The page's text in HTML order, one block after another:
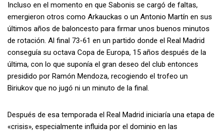
Incluso en el momento en que Sabonis se cargó de faltas,
emergieron otros como Arkauckas o un Antonio Martín en sus
últimos años de baloncesto para firmar unos buenos minutos
de rotación. Al final 73-61 en un partido donde el Real Madrid
conseguía su octava Copa de Europa, 15 años después de la
última, con lo que suponía el gran deseo del club entonces
presidido por Ramón Mendoza, recogiendo el trofeo un
Biriukov que no jugó ni un minuto de la final.
Después de esa temporada el Real Madrid iniciaría una etapa de
«crisis», especialmente influida por el dominio en las